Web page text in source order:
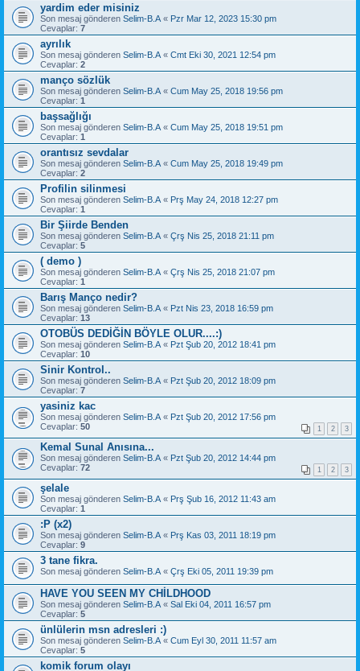
yardim eder misiniz
Son mesaj gönderen Selim-B.A « Pzr Mar 12, 2023 15:30 pm
Cevaplar: 7
ayrılık
Son mesaj gönderen Selim-B.A « Cmt Eki 30, 2021 12:54 pm
Cevaplar: 2
manço sözlük
Son mesaj gönderen Selim-B.A « Cum May 25, 2018 19:56 pm
Cevaplar: 1
başsağlığı
Son mesaj gönderen Selim-B.A « Cum May 25, 2018 19:51 pm
Cevaplar: 1
orantısız sevdalar
Son mesaj gönderen Selim-B.A « Cum May 25, 2018 19:49 pm
Cevaplar: 2
Profilin silinmesi
Son mesaj gönderen Selim-B.A « Prş May 24, 2018 12:27 pm
Cevaplar: 1
Bir Şiirde Benden
Son mesaj gönderen Selim-B.A « Çrş Nis 25, 2018 21:11 pm
Cevaplar: 5
( demo )
Son mesaj gönderen Selim-B.A « Çrş Nis 25, 2018 21:07 pm
Cevaplar: 1
Barış Manço nedir?
Son mesaj gönderen Selim-B.A « Pzt Nis 23, 2018 16:59 pm
Cevaplar: 13
OTOBÜS DEDİĞİN BÖYLE OLUR....:)
Son mesaj gönderen Selim-B.A « Pzt Şub 20, 2012 18:41 pm
Cevaplar: 10
Sinir Kontrol..
Son mesaj gönderen Selim-B.A « Pzt Şub 20, 2012 18:09 pm
Cevaplar: 7
yasiniz kac
Son mesaj gönderen Selim-B.A « Pzt Şub 20, 2012 17:56 pm
Cevaplar: 50 1 2 3
Kemal Sunal Anısına...
Son mesaj gönderen Selim-B.A « Pzt Şub 20, 2012 14:44 pm
Cevaplar: 72 1 2 3
şelale
Son mesaj gönderen Selim-B.A « Prş Şub 16, 2012 11:43 am
Cevaplar: 1
:P (x2)
Son mesaj gönderen Selim-B.A « Prş Kas 03, 2011 18:19 pm
Cevaplar: 9
3 tane fikra.
Son mesaj gönderen Selim-B.A « Çrş Eki 05, 2011 19:39 pm
HAVE YOU SEEN MY CHİLDHOOD
Son mesaj gönderen Selim-B.A « Sal Eki 04, 2011 16:57 pm
Cevaplar: 5
ünlülerin msn adresleri :)
Son mesaj gönderen Selim-B.A « Cum Eyl 30, 2011 11:57 am
Cevaplar: 5
komik forum olayı